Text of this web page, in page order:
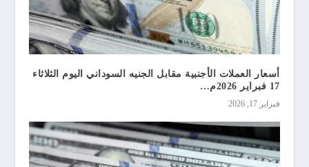
أسعار العملات الأجنبية مقابل الجنيه السوداني اليوم الثلاثاء
17 فبراير 2026م…
فبراير 17, 2026